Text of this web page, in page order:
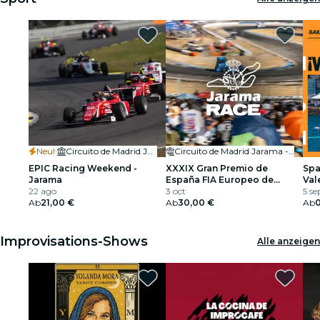
Neu!·
Circuito de Madrid Jarama - RACE
EPIC Racing Weekend -
Jarama
22 ago
Ab21,00 €
Circuito de Madrid Jarama - RACE
XXXIX Gran Premio de
España FIA Europeo de
Camiones
3 oct
Ab30,00 €
fin
5
Ab
Improvisations-Shows Alle anzeigen